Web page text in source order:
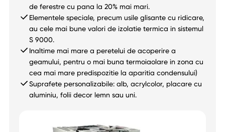
de ferestre cu pana la 20% mai mari.
Elementele speciale, precum usile glisante cu ridicare,
au cele mai bune valori de izolatie termica in sistemul
S 9000.
Inaltime mai mare a peretelui de acoperire a
geamului, pentru o mai buna termoiaolare in zona cu
cea mai mare predispozitie la aparitia condensului)
Suprafete personalizabile: alb, acrylcolor, placare cu
aluminiu, folii decor lemn sau uni.